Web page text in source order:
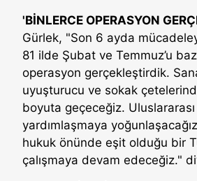
'BİNLERCE OPERASYON
Gürlek, "Son 6 ayda
81 ilde Şubat ve Temmuz’u
operasyon gerçekleştirdik.
uyuşturucu ve sokak
boyuta geçeceğiz.
yardımlaşmaya
hukuk önünde eşit olduğu bir
çalışmaya devam edeceğiz."